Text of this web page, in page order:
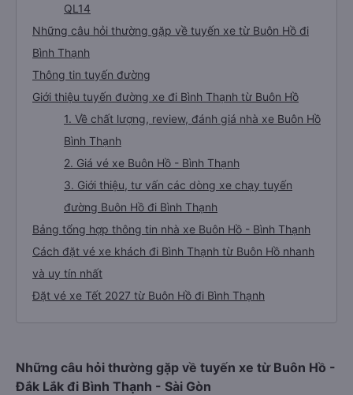
QL14
Những câu hỏi thường gặp về tuyến xe từ Buôn Hồ đi
Bình Thạnh
Thông tin tuyến đường
Giới thiệu tuyến đường xe đi Bình Thạnh từ Buôn Hồ
1. Về chất lượng, review, đánh giá nhà xe Buôn Hồ
Bình Thạnh
2. Giá vé xe Buôn Hồ - Bình Thạnh
3. Giới thiệu, tư vấn các dòng xe chạy tuyến
đường Buôn Hồ đi Bình Thạnh
Bảng tổng hợp thông tin nhà xe Buôn Hồ - Bình Thạnh
Cách đặt vé xe khách đi Bình Thạnh từ Buôn Hồ nhanh
và uy tín nhất
Đặt vé xe Tết 2027 từ Buôn Hồ đi Bình Thạnh
Những câu hỏi thường gặp về tuyến xe từ Buôn Hồ -
Đắk Lắk đi Bình Thạnh - Sài Gòn